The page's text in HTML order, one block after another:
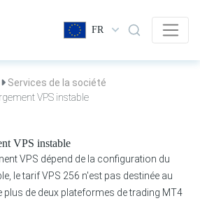
FR
Services de la société
VPS instable
VPS instable
VPS dépend de la configuration du
le tarif VPS 256 n'est pas destinée au
plus de deux plateformes de trading MT4